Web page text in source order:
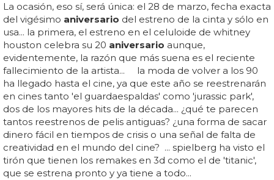
La ocasión, eso sí, será única: el 28 de marzo, fecha exacta
del vigésimo aniversario del estreno de la cinta y sólo en
usa... la primera, el estreno en el celuloide de whitney
houston celebra su 20 aniversario aunque,
evidentemente, la razón que más suena es el reciente
fallecimiento de la artista... la moda de volver a los 90
ha llegado hasta el cine, ya que este año se reestrenarán
en cines tanto 'el guardaespaldas' como 'jurassic park',
dos de los mayores hits de la década... ¿qué te parecen
tantos reestrenos de pelis antiguas? ¿una forma de sacar
dinero fácil en tiempos de crisis o una señal de falta de
creatividad en el mundo del cine? ... spielberg ha visto el
tirón que tienen los remakes en 3d como el de 'titanic',
que se estrena pronto y ya tiene a todo...